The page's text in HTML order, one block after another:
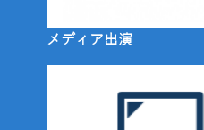
メディア出演